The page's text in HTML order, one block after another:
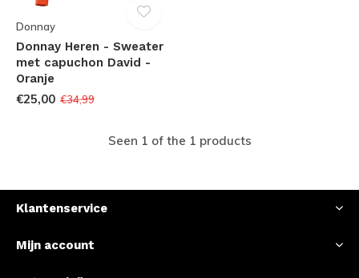
Donnay
Donnay Heren - Sweater
met capuchon David -
Oranje
€25,00 €34,99
Seen 1 of the 1 products
Klantenservice
Mijn account